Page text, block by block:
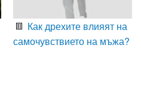
Как дрехите влияят на
самочувствието на мъжа?